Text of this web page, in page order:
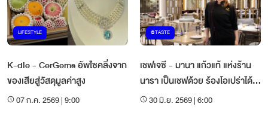
LIFESTYLE
K-dle - CerGems อัพไซคลิ่งจาก
ของเสียสู่วัสดุมูลค่าสูง
07 ก.ค. 2569 | 9:00
@TASTE
เชฟเจซี - มานา แก้วแท้ แห่งร้าน
นารา เป็นเชฟด้วย ร้องโอเปร่าได้
ด้วย30 มิ.ย. 2569 | 6:00